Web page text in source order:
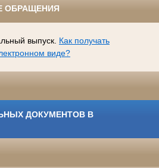
ОБРАЩЕНИЯ
выпуск. Как получать
виде?
ДОКУМЕНТОВ В